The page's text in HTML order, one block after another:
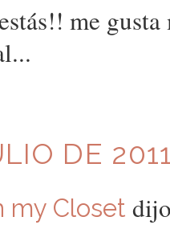
me
DE
my Closet